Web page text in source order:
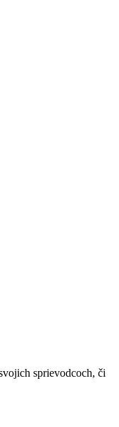
sprievodcoch, či